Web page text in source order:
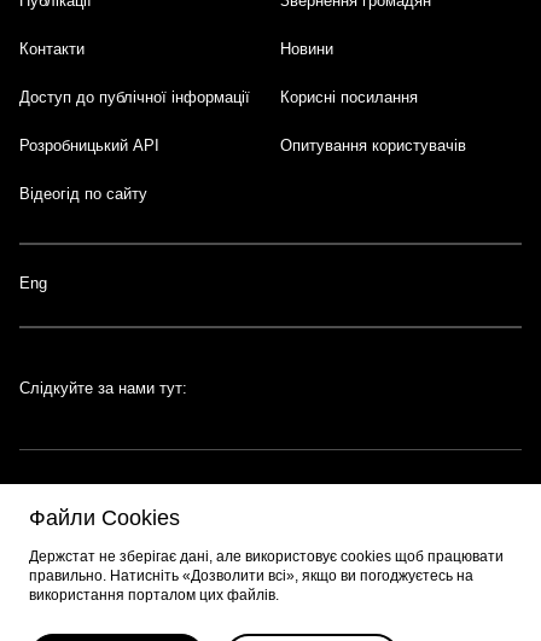
Контакти Новини
Доступ до публічної інформації Корисні посилання
Розробницький API Опитування користувачів
Відеогід по сайту
Eng
Портал створено за підтримки швейцарсько-української програми
що реалізуєтьсяФондом Східна Європа. Розробник порталу:EPAM.
© 2026 Весь контент доступний за ліцензією
Слідкуйте за нами тут:
Файли Cookies
Держстат не зберігає дані, але використовує cookies щоб працювати
правильно. Натисніть «Дозволити всі», якщо ви погоджуєтесь на
використання порталом цих файлів.